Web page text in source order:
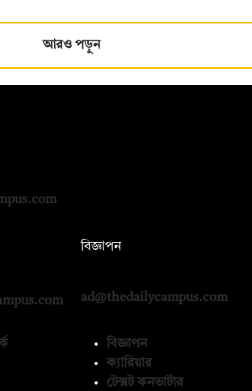
আরও পড়ুন
বিজ্ঞাপন
ad@thedailycampus.com
বিজ্ঞাপন
ক্যারিয়ার
টেক্সট কনভার্টার